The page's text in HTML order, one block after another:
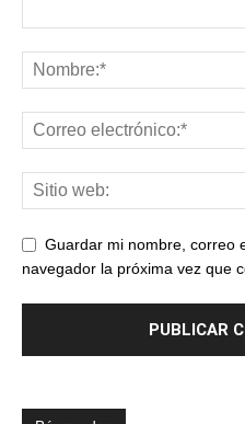
Guardar mi nombre, correo
navegador la próxima vez que